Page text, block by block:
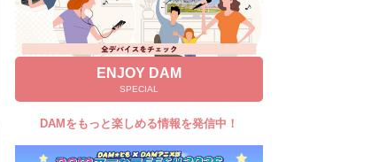
DAMの新曲・ランキングなど
カラオケ最新情報をチェック！
ENJOY DAM
SPECIAL
DAMをもっと楽しめる情報を発信中！